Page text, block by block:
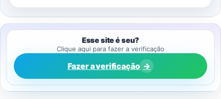
Esse site é seu?
Clique aqui para fazer a verificação
Fazer a verificação →